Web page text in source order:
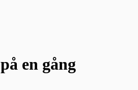
på en gång